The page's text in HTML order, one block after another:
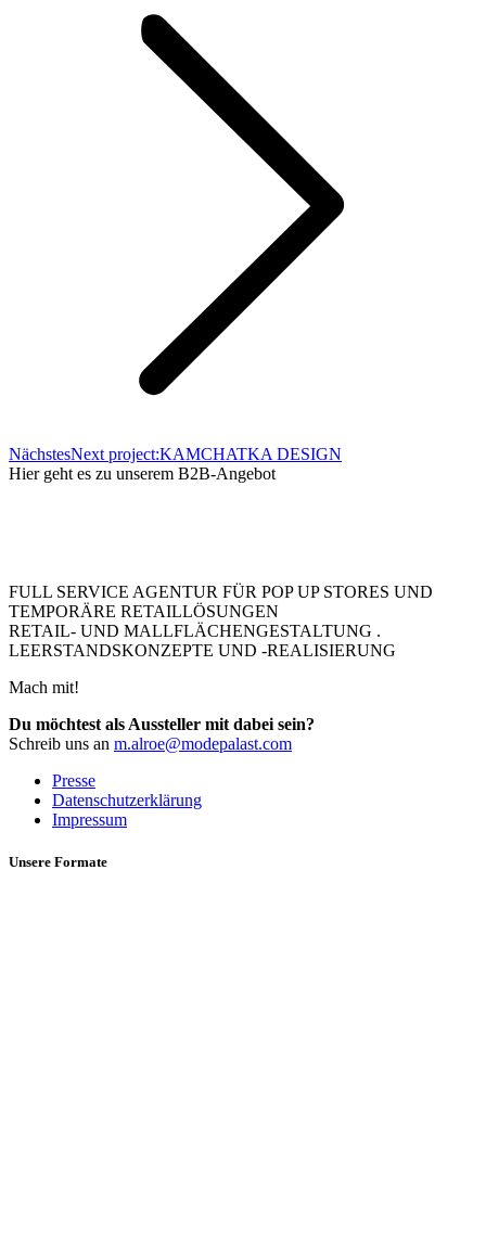
NächstesNext project:KAMCHATKA DESIGN
Hier geht es zu unserem B2B-Angebot
FULL SERVICE AGENTUR FÜR POP UP STORES UND
TEMPORÄRE RETAILLÖSUNGEN
RETAIL- UND MALLFLÄCHENGESTALTUNG .
LEERSTANDSKONZEPTE UND -REALISIERUNG
Mach mit!
Du möchtest als Aussteller mit dabei sein?
Schreib uns an m.alroe@modepalast.com
Presse
Datenschutzerklärung
Impressum
Unsere Formate